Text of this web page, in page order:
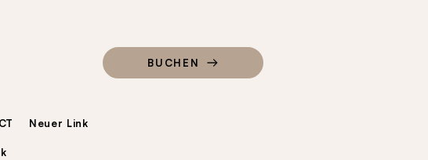
Neuer Link
BUCHEN